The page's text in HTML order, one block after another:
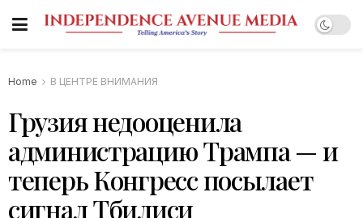
Home В ЦЕНТРЕ ВНИМАНИЯ
Грузия недооценила
администрацию Трампа — и
теперь Конгресс посылает
сигнал Тбилиси